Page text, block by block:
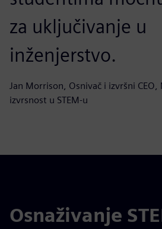
za uključivanje u
inženjerstvo.
Jan Morrison, Osnivač i izvršni
izvrsnost u STEM-u
Osnaživanje